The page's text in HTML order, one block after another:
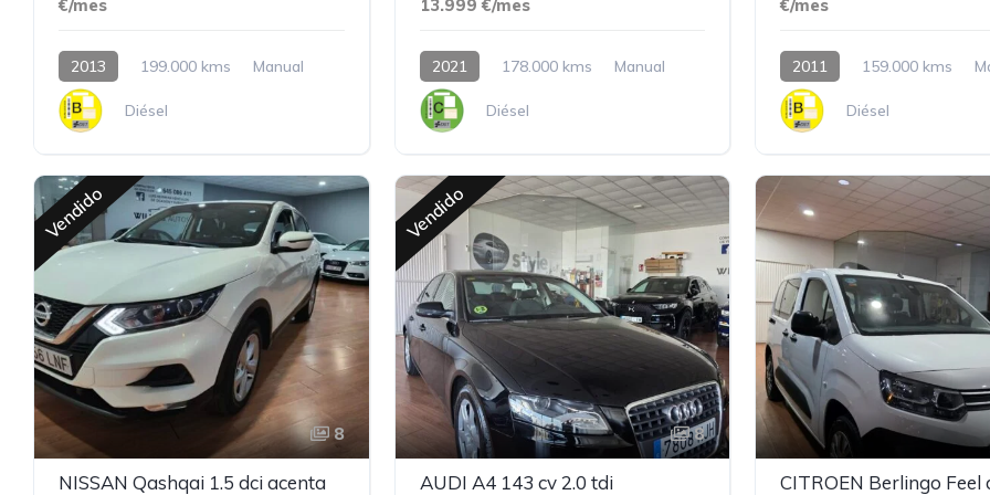
€/mes
2013 199.000 kms Manual
Diésel
13.999 €/mes
2021 178.000 kms Manual
Diésel
€/mes
2011 159.000 kms
Diésel
Vendido
8
NISSAN Qashqai 1.5 dci acenta
Vendido
8
AUDI A4 143 cv 2.0 tdi